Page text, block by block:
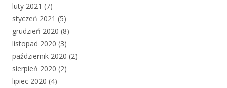
luty 2021 (7)
styczeń 2021 (5)
grudzień 2020 (8)
listopad 2020 (3)
październik 2020 (2)
sierpień 2020 (2)
lipiec 2020 (4)